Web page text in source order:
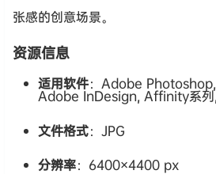
张感的创意场景。
资源信息
适用软件：Adobe
Adobe InDesign, Affinity系
文件格式：JPG
分辨率：6400×4400 px